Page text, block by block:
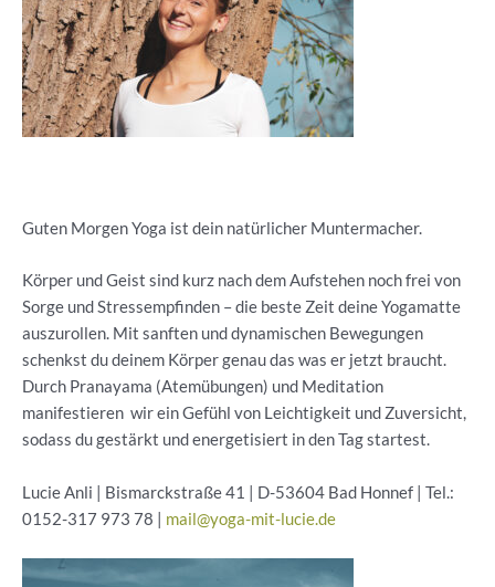
Guten Morgen Yoga ist dein natürlicher Muntermacher.
Körper und Geist sind kurz nach dem Aufstehen noch frei von
Sorge und Stressempfinden – die beste Zeit deine Yogamatte
auszurollen. Mit sanften und dynamischen Bewegungen
schenkst du deinem Körper genau das was er jetzt braucht.
Durch Pranayama (Atemübungen) und Meditation
manifestieren wir ein Gefühl von Leichtigkeit und Zuversicht,
sodass du gestärkt und energetisiert in den Tag startest.
Lucie Anli | Bismarckstraße 41 | D-53604 Bad Honnef | Tel.:
0152-317 973 78 | mail@yoga-mit-lucie.de